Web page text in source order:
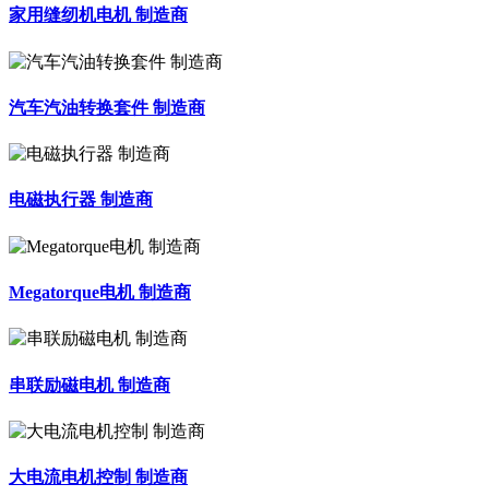
家用缝纫机电机 制造商
汽车汽油转换套件 制造商
电磁执行器 制造商
Megatorque电机 制造商
串联励磁电机 制造商
大电流电机控制 制造商